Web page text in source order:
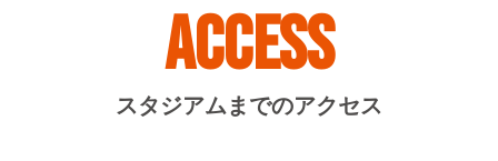
ACCESS
スタジアムまでのアクセス